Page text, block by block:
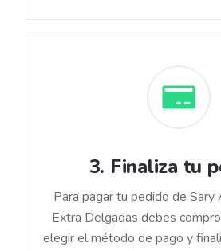
3. Finaliza tu
Para pagar tu pedido de Sary
Extra Delgadas debes
elegir el método de pago y